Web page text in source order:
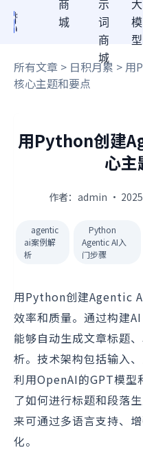
商
城
示
词
商
城
大
模
型
所有文章 > 日积月累 > 用
核心主题和要点
用Python创建
心主
作者：admin ·
agentic
ai案例解
析
Python
Agentic AI入
门步骤
用Python创建Agentic
效率和质量。通过构建
能够自动生成文章标题
析。技术架构包括输入
利用OpenAI的GPT模
了如何进行标题和段落
来可通过多语言支持、
化。